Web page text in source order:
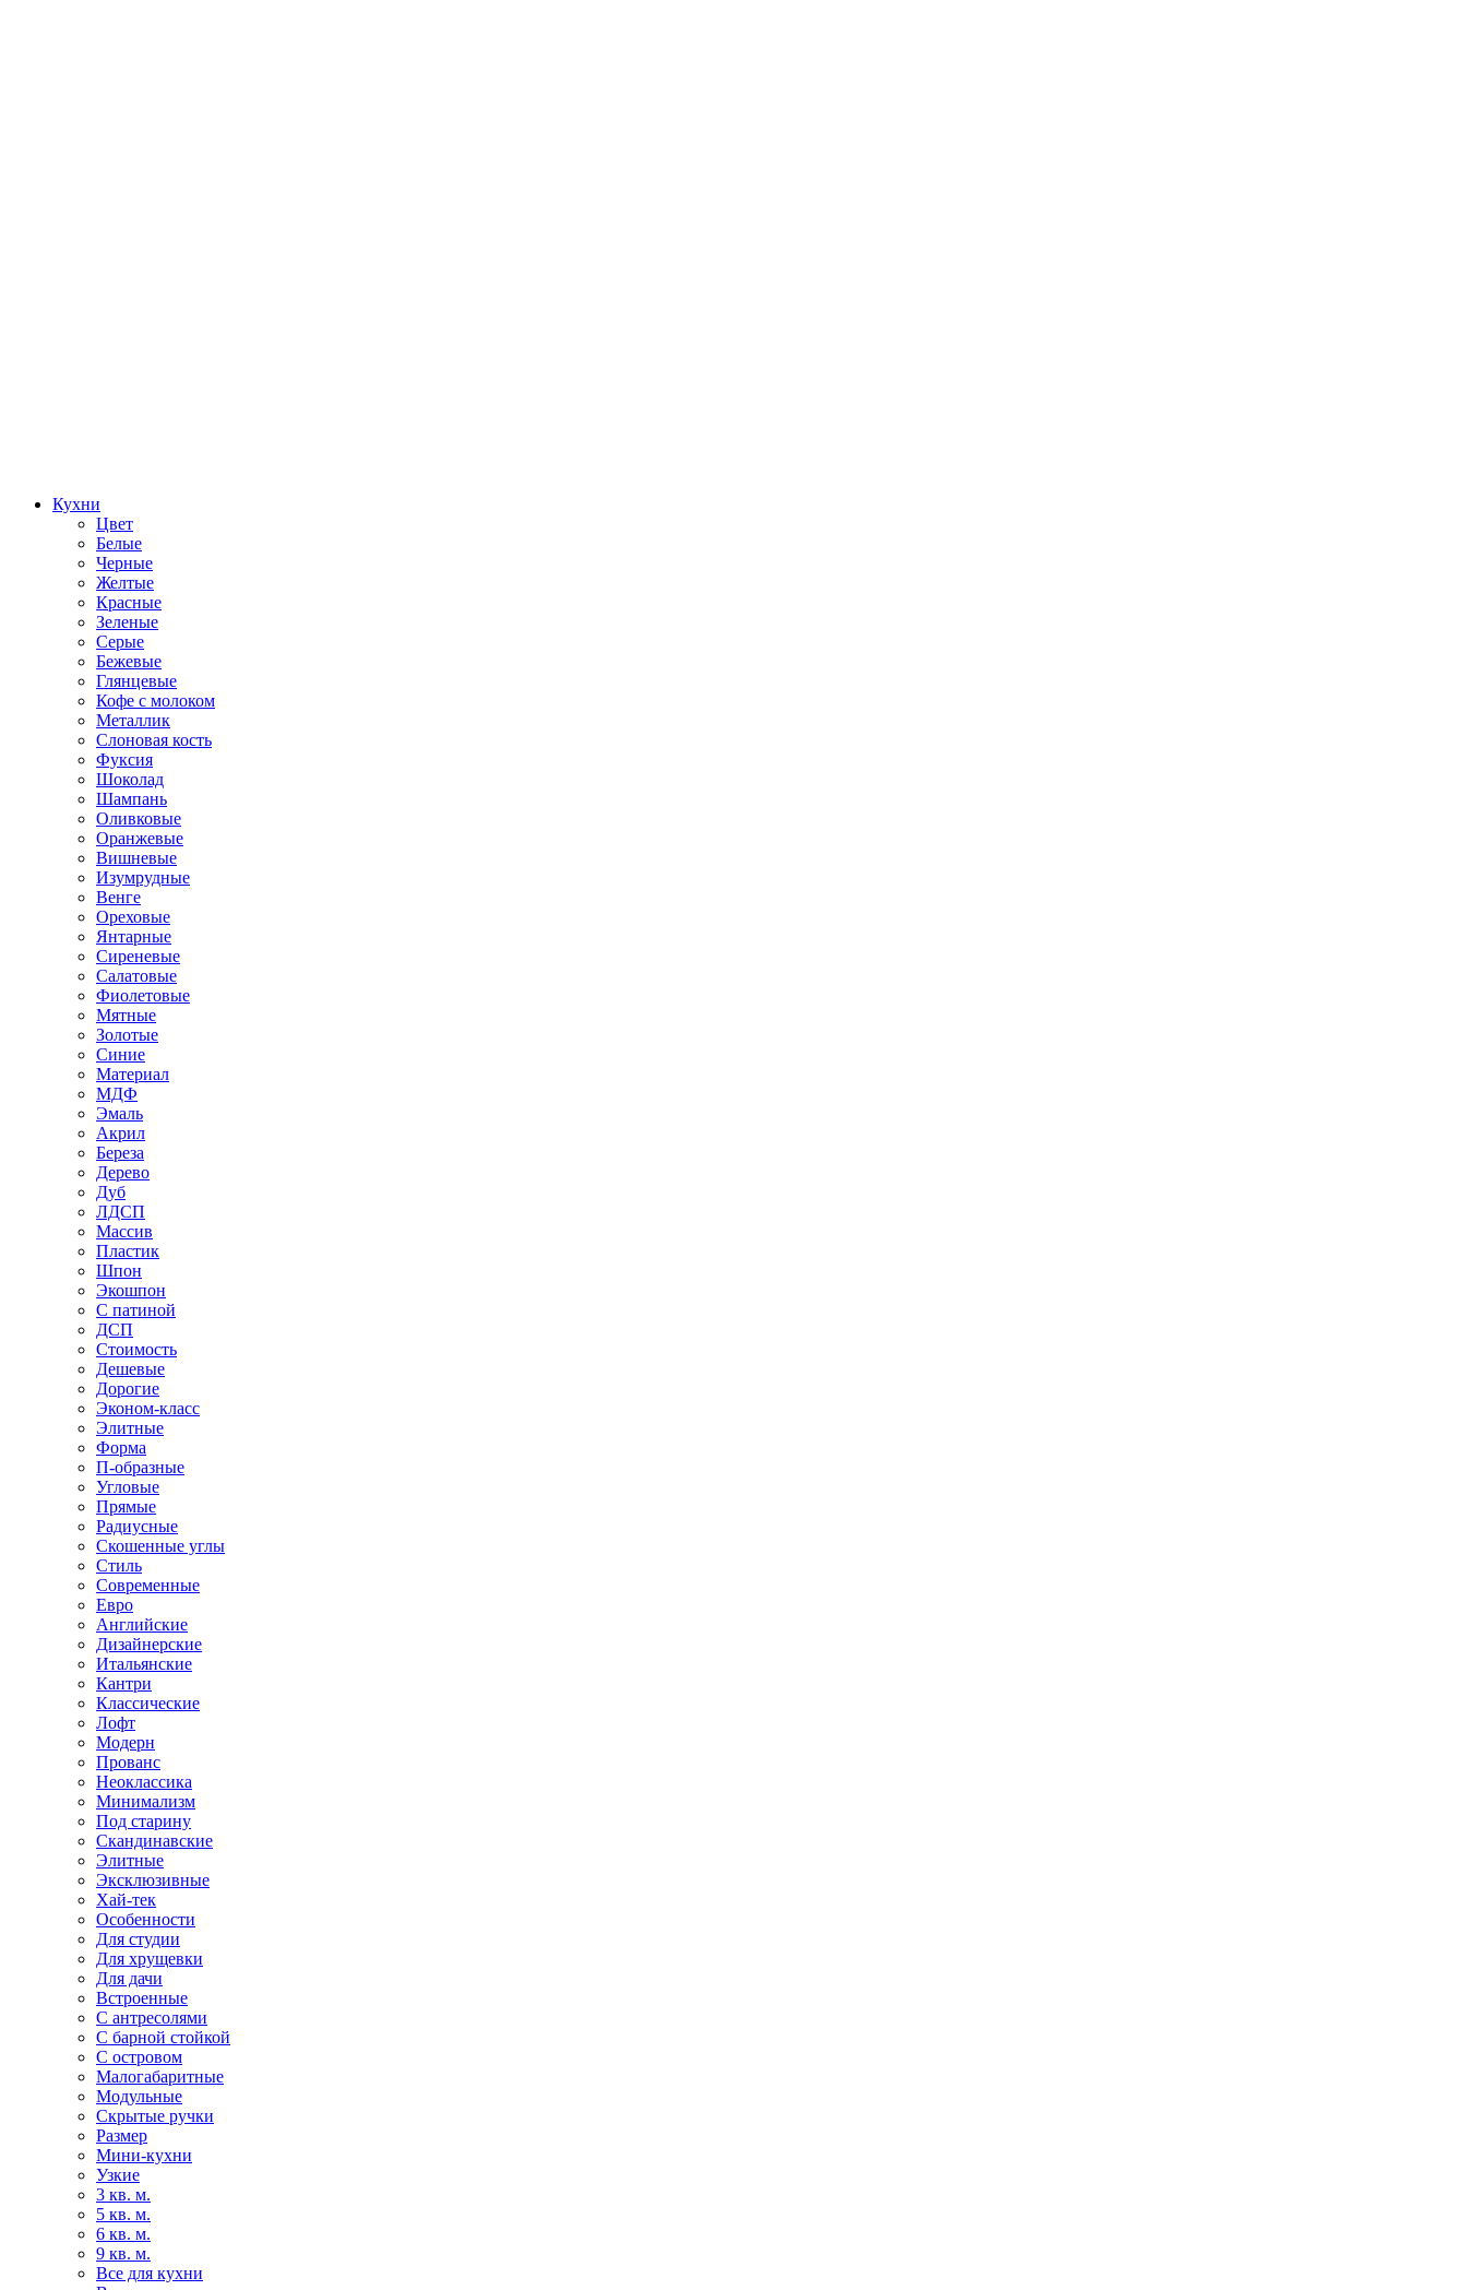
Кухни
Цвет
Белые
Черные
Желтые
Красные
Зеленые
Серые
Бежевые
Глянцевые
Кофе с молоком
Металлик
Слоновая кость
Фуксия
Шоколад
Шампань
Оливковые
Оранжевые
Вишневые
Изумрудные
Венге
Ореховые
Янтарные
Сиреневые
Салатовые
Фиолетовые
Мятные
Золотые
Синие
Материал
МДФ
Эмаль
Акрил
Береза
Дерево
Дуб
ЛДСП
Массив
Пластик
Шпон
Экошпон
С патиной
ДСП
Стоимость
Дешевые
Дорогие
Эконом-класс
Элитные
Форма
П-образные
Угловые
Прямые
Радиусные
Скошенные углы
Стиль
Современные
Евро
Английские
Дизайнерские
Итальянские
Кантри
Классические
Лофт
Модерн
Прованс
Неоклассика
Минимализм
Под старину
Скандинавские
Элитные
Эксклюзивные
Хай-тек
Особенности
Для студии
Для хрущевки
Для дачи
Встроенные
С антресолями
С барной стойкой
С островом
Малогабаритные
Модульные
Скрытые ручки
Размер
Мини-кухни
Узкие
3 кв. м.
5 кв. м.
6 кв. м.
9 кв. м.
Все для кухни